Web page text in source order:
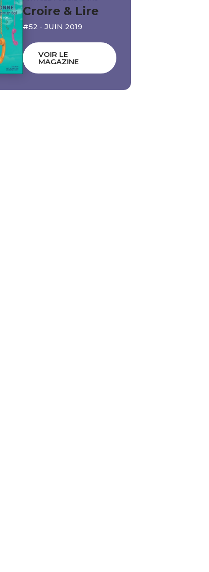
Croire & Lire
#52 - JUIN 2019
VOIR LE
MAGAZINE